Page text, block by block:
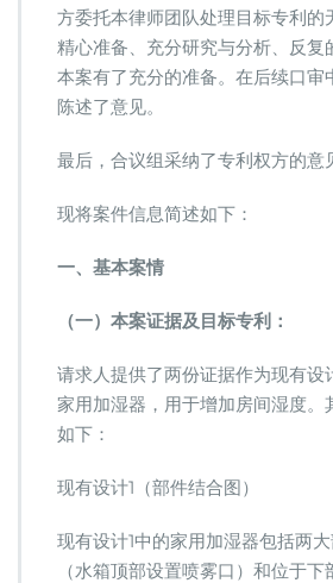
方委托本律师团队处理目标专利的
精心准备、充分研究与分析、反复
本案有了充分的准备。在后续口审
陈述了意见。
最后，合议组采纳了专利权方的意
现将案件信息简述如下：
一、基本案情
（一）本案证据及目标专利：
请求人提供了两份证据作为现有设
家用加湿器，用于增加房间湿度。
如下：
现有设计1（部件结合图）
现有设计1中的家用加湿器包括两
（水箱顶部设置喷雾口）和位于